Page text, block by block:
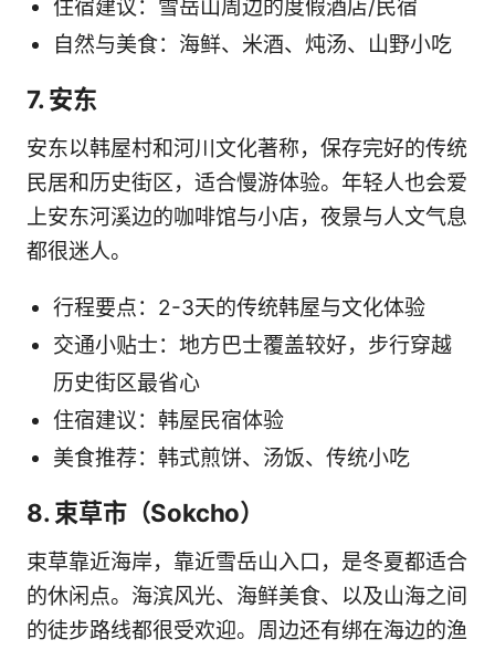
住宿建议：雪岳山周边的度假酒店/民宿
自然与美食：海鲜、米酒、炖汤、山野小吃
7. 安东
安东以韩屋村和河川文化著称，保存完好的传统
民居和历史街区，适合慢游体验。年轻人也会爱
上安东河溪边的咖啡馆与小店，夜景与人文气息
都很迷人。
行程要点：2-3天的传统韩屋与文化体验
交通小贴士：地方巴士覆盖较好，步行穿越
历史街区最省心
住宿建议：韩屋民宿体验
美食推荐：韩式煎饼、汤饭、传统小吃
8. 束草市（Sokcho）
束草靠近海岸，靠近雪岳山入口，是冬夏都适合
的休闲点。海滨风光、海鲜美食、以及山海之间
的徒步路线都很受欢迎。周边还有绑在海边的渔